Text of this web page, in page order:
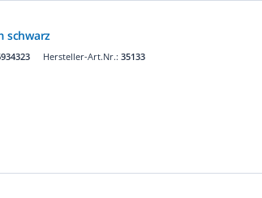
schwarz
Hersteller-Art.Nr.: 35133